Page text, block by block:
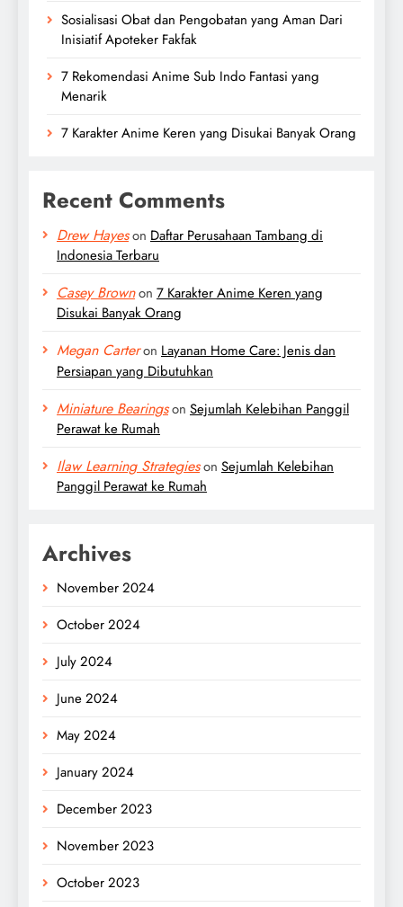
Sosialisasi Obat dan Pengobatan yang Aman Dari
Inisiatif Apoteker Fakfak
7 Rekomendasi Anime Sub Indo Fantasi yang
Menarik
7 Karakter Anime Keren yang Disukai Banyak Orang
Recent Comments
Drew Hayeson Daftar Perusahaan Tambang di
Indonesia Terbaru
Casey Brownon 7 Karakter Anime Keren yang
Disukai Banyak Orang
Megan Carteron Layanan Home Care: Jenis dan
Persiapan yang Dibutuhkan
Miniature Bearingson Sejumlah Kelebihan Panggil
Perawat ke Rumah
Ilaw Learning Strategieson Sejumlah Kelebihan
Panggil Perawat ke Rumah
Archives
November 2024
October 2024
July 2024
June 2024
May 2024
January 2024
December 2023
November 2023
October 2023